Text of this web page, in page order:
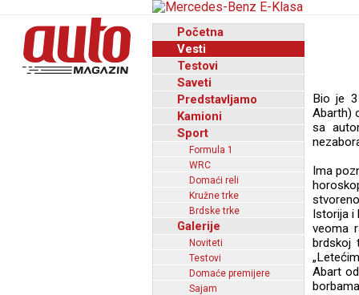
Početna
Vesti
Testovi
Saveti
Predstavljamo
Kamioni
Sport
Formula 1
WRC
Domaći reli
Kružne trke
Brdske trke
Galerije
Noviteti
Testovi
Domaće premijere
Sajam
Bio je
Abarth)
sa
Ima
Istorija i
veoma
brdskoj
Abart